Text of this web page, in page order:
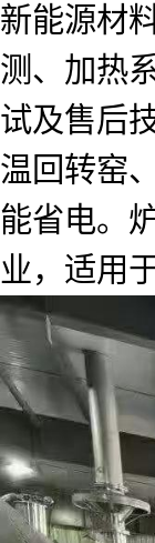
新能源材
测、加热
试及售后
温回转窑
能省电。
业，适用